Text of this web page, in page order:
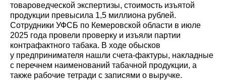
товароведческой экспертизы, стоимость изъятой
продукции превысила 1,5 миллиона рублей.
Сотрудники УФСБ по Кемеровской области в июле
2025 года провели проверку и изъяли партии
контрафактного табака. В ходе обысков
у предпринимателя нашли счета-фактуры, накладные
с перечнем наименований табачной продукции, а
также рабочие тетради с записями о выручке.